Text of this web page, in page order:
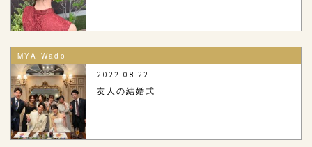
MYA Wado
2022.08.22
友人の結婚式